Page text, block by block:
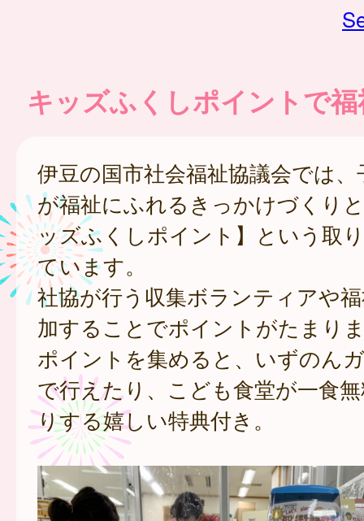
キッズふくしポイントで
伊豆の国市社会福祉協議会では
が福祉にふれるきっかけづくり
ッズふくしポイント】という取
ています。
社協が行う収集ボランティアや
加することでポイントがたまり
ポイントを集めると、いずのん
で行えたり、こども食堂が一食
りする嬉しい特典付き。